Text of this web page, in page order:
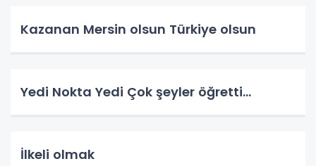
Kazanan Mersin olsun Türkiye olsun
Yedi Nokta Yedi Çok şeyler öğretti…
İlkeli olmak